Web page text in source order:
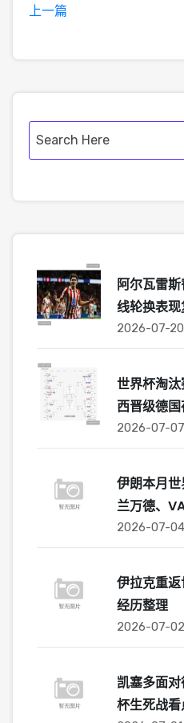
上一篇
阿尔瓦雷
线轮换表
2026-07-20
世界杯淘
西晋级德
2026-07-07
伊朗本月
兰万德、
2026-07-04
伊拉克重
经历整理
2026-07-02
凯塞多面
杯生死战看